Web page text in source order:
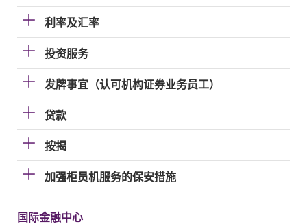
利率及汇率
投资服务
发牌事宜（认可机构证券业务员工）
贷款
按揭
加强柜员机服务的保安措施
国际金融中心